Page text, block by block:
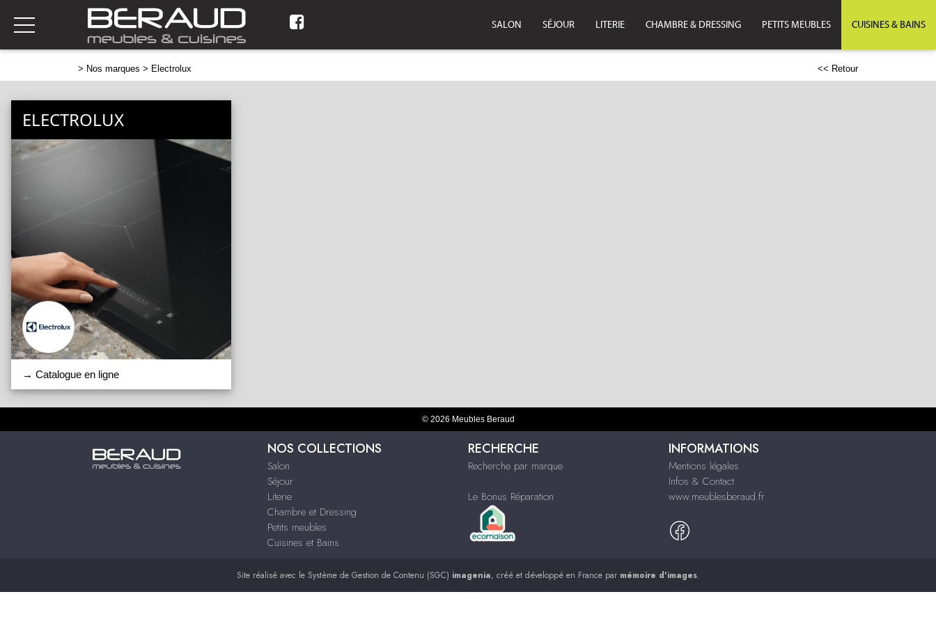
SALON SÉJOUR LITERIE CHAMBRE & DRESSING PETITS MEUBLES CUISINES & BAINS
> Nos marques > Electrolux << Retour
ELECTROLUX
→ Catalogue en ligne
© 2026 Meubles Beraud
NOS COLLECTIONS
Salon
Séjour
Literie
Chambre et Dressing
Petits meubles
Cuisines et Bains
RECHERCHE
Recherche par marque
Le Bonus Réparation
INFORMATIONS
Mentions légales
Infos & Contact
www.meublesberaud.fr
Site réalisé avec le Système de Gestion de Contenu (SGC) imagenia, créé et développé en France par mémoire d'images.